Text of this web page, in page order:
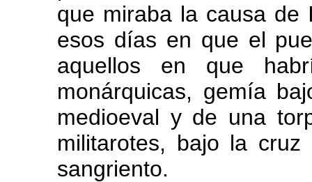
que miraba la causa de
esos días en que el
aquellos en que
monárquicas, gemía
medioeval y de una
militarotes, bajo la
sangriento.